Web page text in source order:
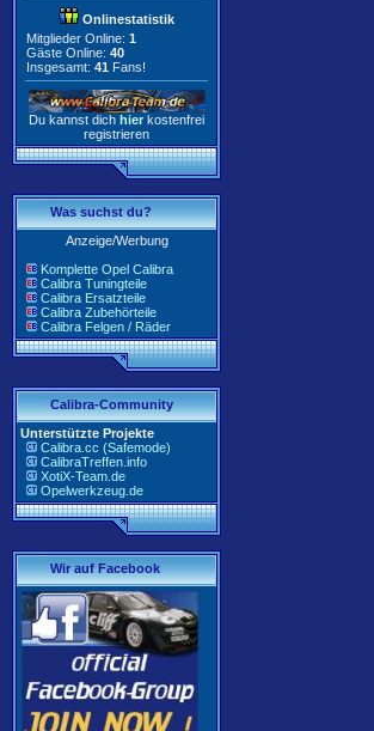
Onlinestatistik
Mitglieder Online: 1
Gäste Online: 40
Insgesamt: 41 Fans!
Du kannst dich hier kostenfrei
registrieren
Was suchst du?
Anzeige/Werbung
Komplette Opel Calibra
Calibra Tuningteile
Calibra Ersatzteile
Calibra Zubehörteile
Calibra Felgen / Räder
Calibra-Community
Unterstützte Projekte
Calibra.cc (Safemode)
CalibraTreffen.info
XotiX-Team.de
Opelwerkzeug.de
Wir auf Facebook